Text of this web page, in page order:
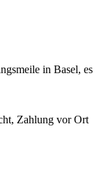
in Basel, es
Zahlung vor Ort